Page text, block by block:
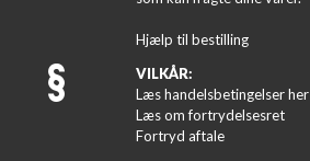
Hjælp til bestilling
VILKÅR:
Læs handelsbetingelser her
Læs om fortrydelsesret
Fortryd aftale